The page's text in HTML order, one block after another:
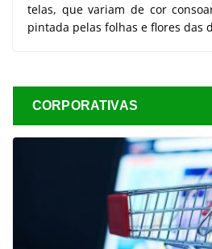
telas, que variam de cor
pintada pelas folhas e flores das
CORPORATIVAS